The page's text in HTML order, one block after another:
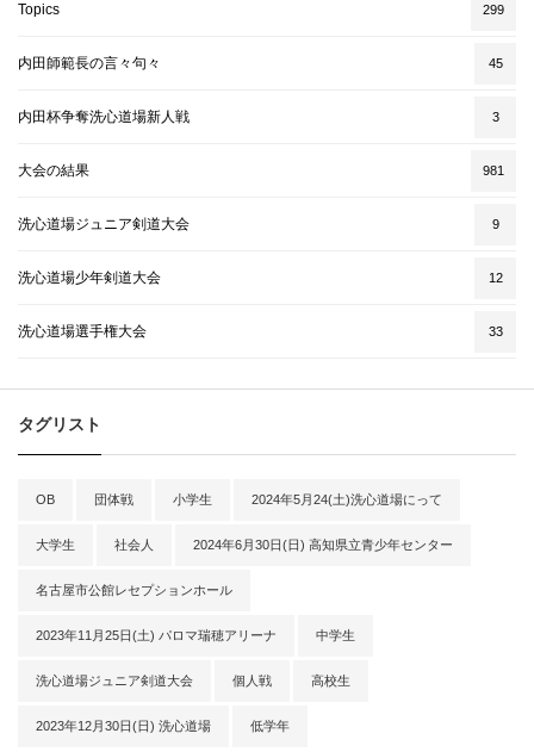
Topics 299
内田師範長の言々句々 45
内田杯争奪洗心道場新人戦 3
大会の結果 981
洗心道場ジュニア剣道大会 9
洗心道場少年剣道大会 12
洗心道場選手権大会 33
タグリスト
OB 団体戦 小学生 2024年5月24(土)洗心道場にって
大学生 社会人 2024年6月30日(日) 高知県立青少年センター
名古屋市公館レセプションホール
2023年11月25日(土) パロマ瑞穂アリーナ 中学生
洗心道場ジュニア剣道大会 個人戦 高校生
2023年12月30日(日) 洗心道場 低学年